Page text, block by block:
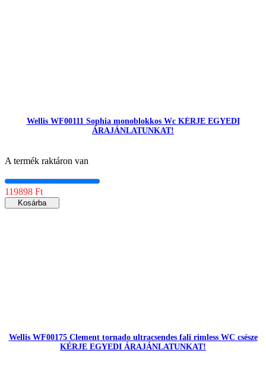
Wellis WF00111 Sophia monoblokkos Wc KÉRJE EGYEDI
ÁRAJÁNLATUNKAT!
A termék raktáron van
119898 Ft
Kosárba
Wellis WF00175 Clement tornado ultracsendes fali rimless WC csésze
KÉRJE EGYEDI ÁRAJÁNLATUNKAT!